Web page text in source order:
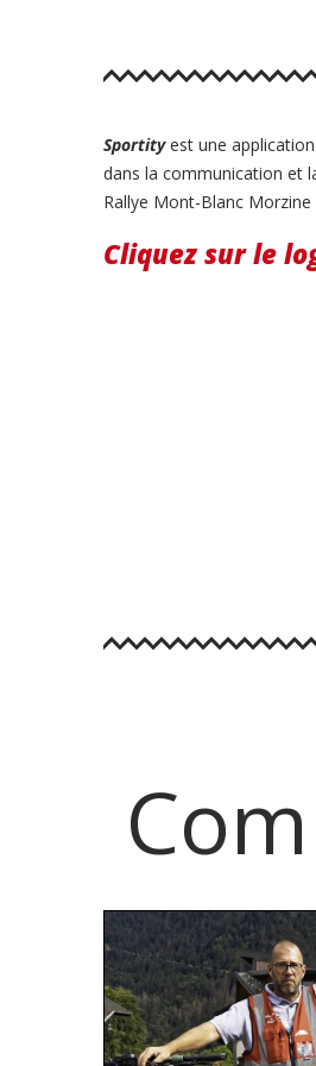
Sportityest une
dans la communication et
Rallye Mont-Blanc
Cliquez sur le